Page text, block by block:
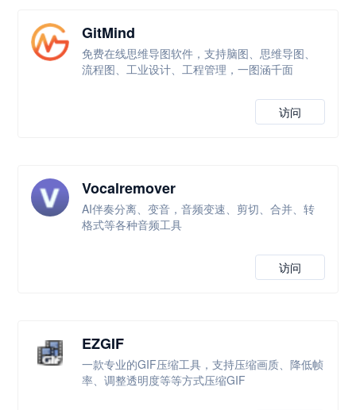
GitMind
免费在线思维导图软件，支持脑图、思维导图、
流程图、工业设计、工程管理，一图涵千面
访问
Vocalremover
AI伴奏分离、变音，音频变速、剪切、合并、转
格式等各种音频工具
访问
EZGIF
一款专业的GIF压缩工具，支持压缩画质、降低帧
率、调整透明度等等方式压缩GIF